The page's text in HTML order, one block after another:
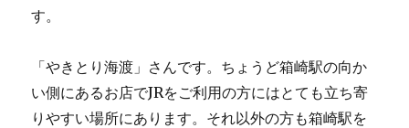
す。
「やきとり海渡」さんです。ちょうど箱崎駅の向か
い側にあるお店でJRをご利用の方にはとても立ち寄
りやすい場所にあります。それ以外の方も箱崎駅を